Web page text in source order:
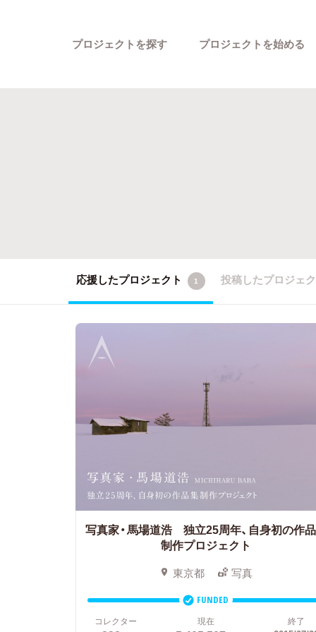
プロジェクトを探す プロジェクトを始める
応援したプロジェクト 1 投稿したプロジェ
写真家・馬場道浩 独立25周年、自身初の作
制作プロジェクト
東京都 写真
FUNDED
コレクター
現在 終了